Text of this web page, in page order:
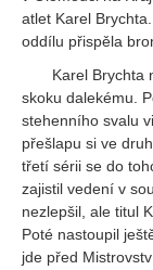
atlet Karel
oddílu přispěla
Karel Brychta
skoku dalekému.
stehenního svalu
přešlapu si ve
třetí sérii se do
zajistil vedení v
nezlepšil, ale titul
Poté nastoupil
jde před